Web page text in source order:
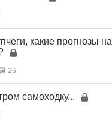
какие прогнозы на
26
самоходку...